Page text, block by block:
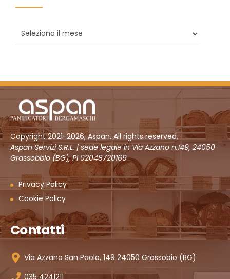
Copyright 2021-2026, Aspan. All rights reserved.
Aspan Servizi S.R.L. | sede legale in Via Azzano n.149, 24050
Grassobbio (BG), PI 02048720169
Privacy Policy
Cookie Policy
Contatti
Via Azzano San Paolo, 149 24050 Grassobio (BG)